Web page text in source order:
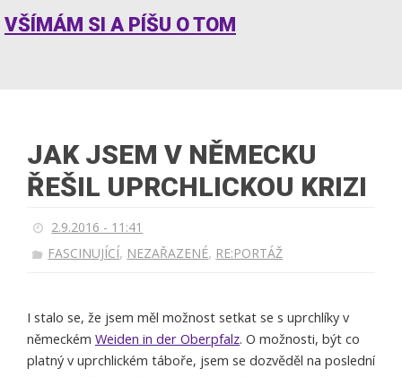
VŠÍMÁM SI A PÍŠU O TOM
JAK JSEM V NĚMECKU
ŘEŠIL UPRCHLICKOU KRIZI
2.9.2016 - 11:41
FASCINUJÍCÍ, NEZAŘAZENÉ, RE:PORTÁŽ
I stalo se, že jsem měl možnost setkat se s uprchlíky v
německém Weiden in der Oberpfalz. O možnosti, být co
platný v uprchlickém táboře, jsem se dozvěděl na poslední